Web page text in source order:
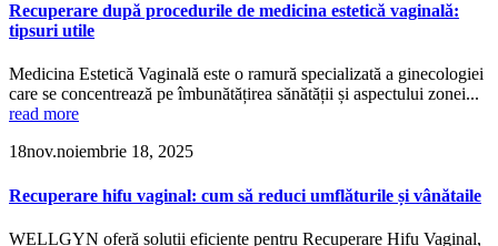
Recuperare după procedurile de medicina estetică vaginală:
tipsuri utile
Medicina Estetică Vaginală este o ramură specializată a ginecologiei
care se concentrează pe îmbunătățirea sănătății și aspectului zonei...
read more
18nov.noiembrie 18, 2025
Recuperare hifu vaginal: cum să reduci umflăturile și vânătaile
WELLGYN oferă soluții eficiente pentru Recuperare Hifu Vaginal,